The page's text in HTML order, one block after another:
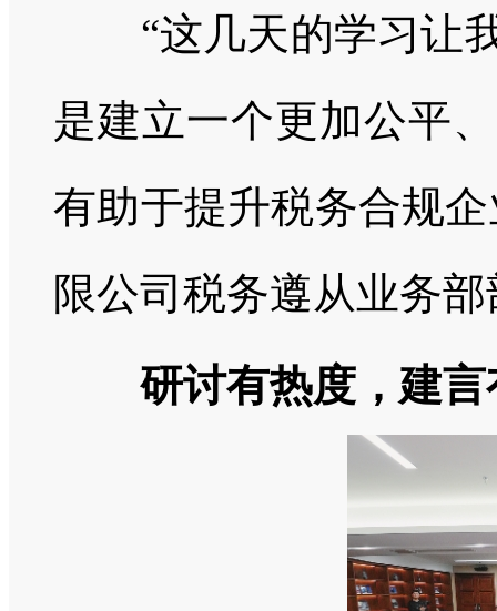
“这几天的学习让我
是建立一个更加公平
有助于提升税务合规
限公司税务遵从业务
研讨有热度，建